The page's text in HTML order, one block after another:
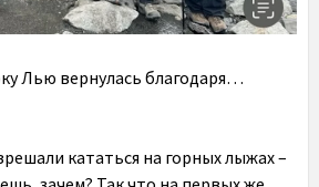
Лью вернулась благодаря…
кататься на горных лыжах –